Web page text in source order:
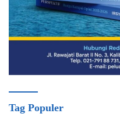
Tag Populer